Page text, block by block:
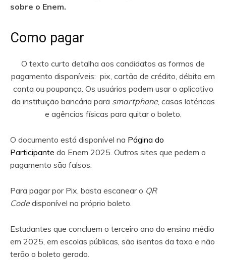
sobre o Enem.
Como pagar
O texto curto detalha aos candidatos as formas de
pagamento disponíveis: pix, cartão de crédito, débito em
conta ou poupança. Os usuários podem usar o aplicativo
da instituição bancária para smartphone, casas lotéricas
e agências físicas para quitar o boleto.
O documento está disponível na Página do
Participante do Enem 2025. Outros sites que pedem o
pagamento são falsos.
Para pagar por Pix, basta escanear o QR
Codedisponível no próprio boleto.
Estudantes que concluem o terceiro ano do ensino médio
em 2025, em escolas públicas, são isentos da taxa e não
terão o boleto gerado.